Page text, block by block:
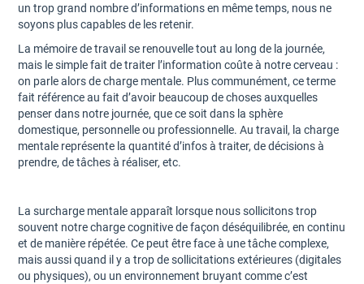
un trop grand nombre d’informations en même temps, nous ne
soyons plus capables de les retenir.
La mémoire de travail se renouvelle tout au long de la journée,
mais le simple fait de traiter l’information coûte à notre cerveau :
on parle alors de charge mentale. Plus communément, ce terme
fait référence au fait d’avoir beaucoup de choses auxquelles
penser dans notre journée, que ce soit dans la sphère
domestique, personnelle ou professionnelle. Au travail, la charge
mentale représente la quantité d’infos à traiter, de décisions à
prendre, de tâches à réaliser, etc.
La surcharge mentale apparaît lorsque nous sollicitons trop
souvent notre charge cognitive de façon déséquilibrée, en continu
et de manière répétée. Ce peut être face à une tâche complexe,
mais aussi quand il y a trop de sollicitations extérieures (digitales
ou physiques), ou un environnement bruyant comme c’est